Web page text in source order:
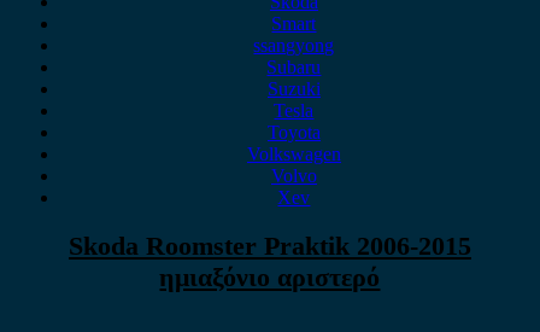
Smart
ssangyong
Subaru
Suzuki
Tesla
Toyota
Volkswagen
Volvo
Xev
Skoda Roomster Praktik 2006-2015
ημιαξόνιο αριστερό